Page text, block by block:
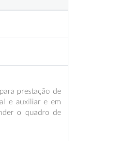
prestação de
e auxiliar e em
o quadro de